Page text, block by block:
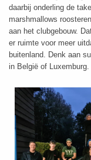
daarbij onderling de
marshmallows
aan het clubgebouw.
er ruimte voor meer
buitenland. Denk aan
in België of Luxemburg.